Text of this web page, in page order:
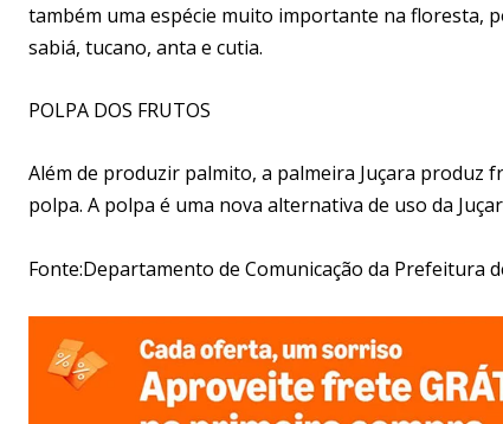
também uma espécie muito importante na floresta,
sabiá, tucano, anta e cutia.
POLPA DOS FRUTOS
Além de produzir palmito, a palmeira Juçara produz
polpa. A polpa é uma nova alternativa de uso da
Fonte:Departamento de Comunicação da Prefeitura